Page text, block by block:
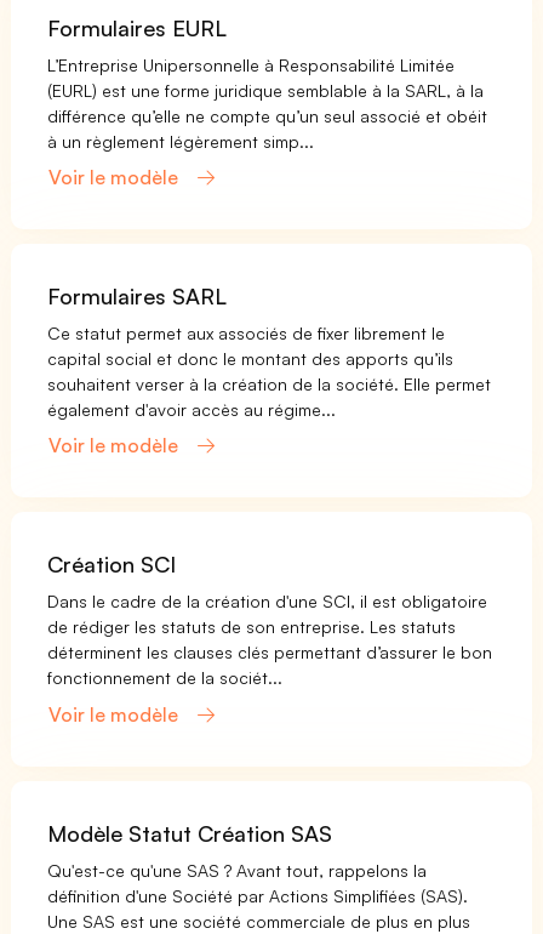
Formulaires EURL
L’Entreprise Unipersonnelle à Responsabilité Limitée
(EURL) est une forme juridique semblable à la SARL, à la
différence qu’elle ne compte qu’un seul associé et obéit
à un règlement légèrement simp...
Voir le modèle
Formulaires SARL
Ce statut permet aux associés de fixer librement le
capital social et donc le montant des apports qu’ils
souhaitent verser à la création de la société. Elle permet
également d'avoir accès au régime...
Voir le modèle
Création SCI
Dans le cadre de la création d'une SCI, il est obligatoire
de rédiger les statuts de son entreprise. Les statuts
déterminent les clauses clés permettant d’assurer le bon
fonctionnement de la sociét...
Voir le modèle
Modèle Statut Création SAS
Qu'est-ce qu'une SAS ? Avant tout, rappelons la
définition d'une Société par Actions Simplifiées (SAS).
Une SAS est une société commerciale de plus en plus